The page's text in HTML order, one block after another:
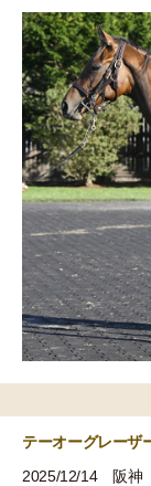
テーオーグレーザ
2025/12/14 阪